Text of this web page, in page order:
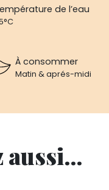
de l’eau
À consommer
Matin & aprés-midi
aussi...